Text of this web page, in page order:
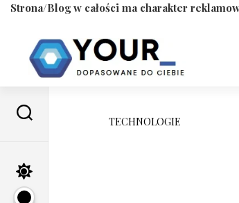
Strona/Blog w całości ma charakter
content
TECHNOLOGIE